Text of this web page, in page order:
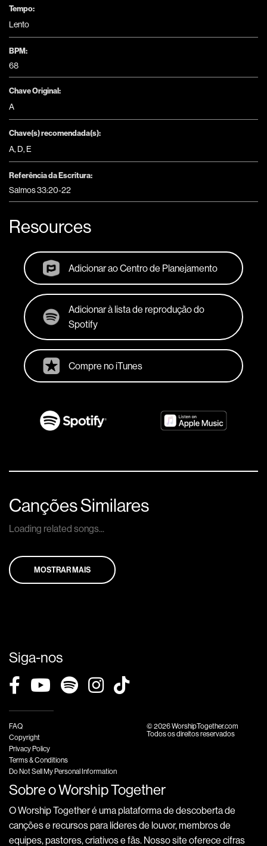
Tempo:
Lento
BPM:
68
Chave Original:
A
Chave(s) recomendada(s):
A, D, E
Referência da Escritura:
Salmos 33:20-22
Resources
Adicionar ao Centro de Planejamento
Adicionar à lista de reprodução do
Spotify
Compre no iTunes
Canções Similares
Loading related songs...
MOSTRAR MAIS
Siga-nos
FAQ
Copyright
Privacy Policy
Terms & Conditions
Do Not Sell My Personal Information
© 2026 WorshipTogether.com
Todos os direitos reservados
Sobre o Worship Together
O Worship Together é uma plataforma de descoberta de
canções e recursos para líderes de louvor, membros de
equipes, pastores, criativos e fãs. Nosso site oferece cifras